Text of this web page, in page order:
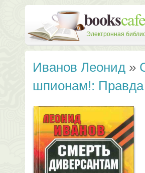
Электронная
Иванов Леонид »
шпионам!: